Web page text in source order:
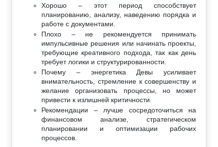
Хорошо – этот период способствует
планированию, анализу, наведению порядка и
работе с документами.
Плохо – не рекомендуется принимать
импульсивные решения или начинать проекты,
требующие креативного подхода, так как день
требует логики и структурированности.
Почему – энергетика Девы усиливает
внимательность, стремление к совершенству и
желание организовать процессы, но может
привести к излишней критичности.
Рекомендации – лучше сосредоточиться на
финансовом анализе, стратегическом
планировании и оптимизации рабочих
процессов.